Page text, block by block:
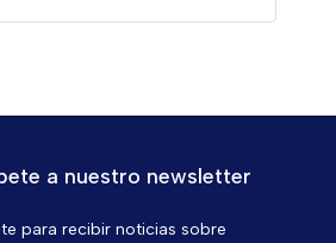
a nuestro newsletter
para recibir noticias sobre